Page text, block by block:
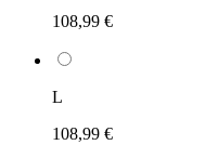
108,99 €
L
108,99 €